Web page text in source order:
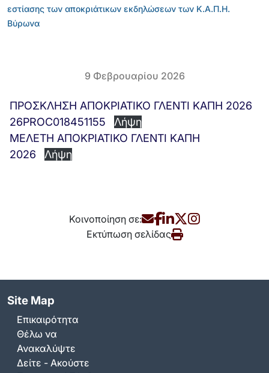
εστίασης των αποκριάτικων εκδηλώσεων των Κ.Α.Π.Η.
Βύρωνα
9 Φεβρουαρίου 2026
ΠΡΟΣΚΛΗΣΗ ΑΠΟΚΡΙΑΤΙΚΟ ΓΛΕΝΤΙ ΚΑΠΗ 2026
26PROC018451155
Λήψη
ΜΕΛΕΤΗ ΑΠΟΚΡΙΑΤΙΚΟ ΓΛΕΝΤΙ ΚΑΠΗ
2026
Λήψη
Κοινοποίηση σε:
Εκτύπωση σελίδας
Site Map
Επικαιρότητα
Θέλω να
Ανακαλύψτε
Δείτε - Ακούστε